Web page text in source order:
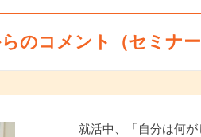
のコメント（セミナ
就活中、「自分は何